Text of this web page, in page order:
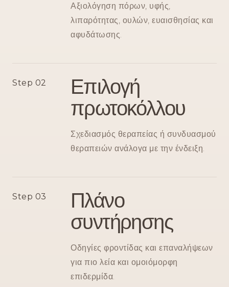
Αξιολόγηση πόρων, υφής,
λιπαρότητας, ουλών, ευαισθησίας και
αφυδάτωσης.
Step 02
Επιλογή
πρωτοκόλλου
Σχεδιασμός θεραπείας ή συνδυασμού
θεραπειών ανάλογα με την ένδειξη.
Step 03
Πλάνο
συντήρησης
Οδηγίες φροντίδας και επαναλήψεων
για πιο λεία και ομοιόμορφη
επιδερμίδα.